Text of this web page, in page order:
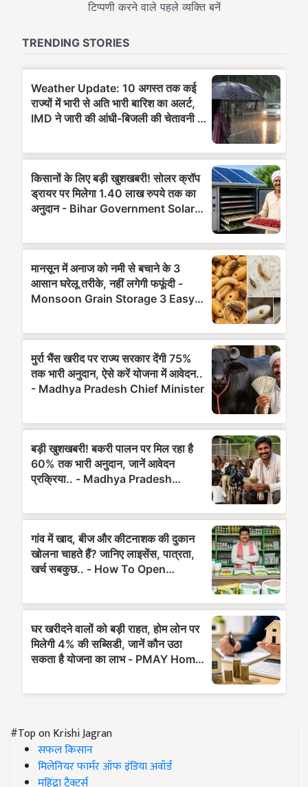
#Top on Krishi Jagran
सफल किसान
मिलेनियर फार्मर ऑफ इंडिया अवॉर्ड
महिंद्रा ट्रैक्टर्स